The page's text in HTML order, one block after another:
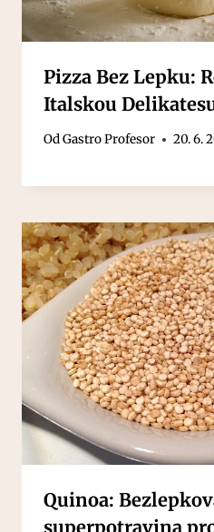
Pizza Bez Lepku:
Italskou
OdGastro Profesor 20. 6.
Quinoa:
superpotravina